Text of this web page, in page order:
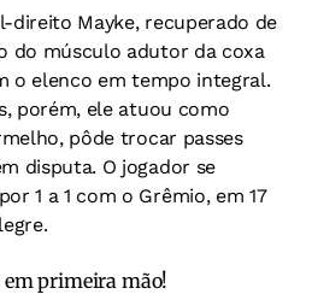
direito Mayke, recuperado de
do músculo adutor da coxa
o elenco em tempo integral.
porém, ele atuou como
pôde trocar passes
disputa. O jogador se
1 a 1 com o Grêmio, em 17
em primeira mão!